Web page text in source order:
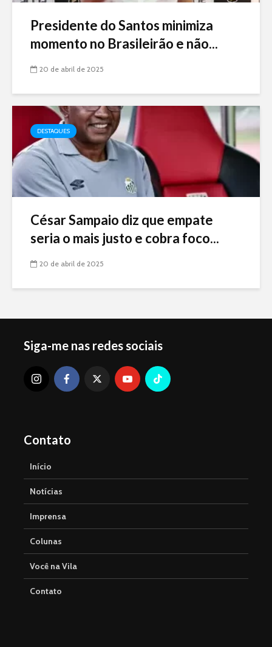
Presidente do Santos minimiza
momento no Brasileirão e não...
20 de abril de 2025
DESTAQUES
César Sampaio diz que empate
seria o mais justo e cobra foco...
20 de abril de 2025
Siga-me nas redes sociais
Contato
Início
Notícias
Imprensa
Colunas
Você na Vila
Contato